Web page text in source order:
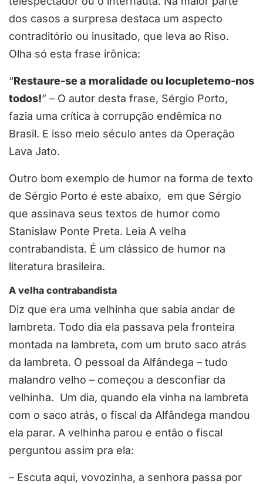
dos casos a surpresa destaca um aspecto
contraditório ou inusitado, que leva ao Riso.
Olha só esta frase irônica:
“Restaure-se a moralidade ou locupletemo-nos
todos!” – O autor desta frase, Sérgio Porto,
fazia uma crítica à corrupção endêmica no
Brasil. E isso meio século antes da Operação
Lava Jato.
Outro bom exemplo de humor na forma de texto
de Sérgio Porto é este abaixo, em que Sérgio
que assinava seus textos de humor como
Stanislaw Ponte Preta. Leia A velha
contrabandista. É um clássico de humor na
literatura brasileira.
A velha contrabandista
Diz que era uma velhinha que sabia andar de
lambreta. Todo dia ela passava pela fronteira
montada na lambreta, com um bruto saco atrás
da lambreta. O pessoal da Alfândega – tudo
malandro velho – começou a desconfiar da
velhinha. Um dia, quando ela vinha na lambreta
com o saco atrás, o fiscal da Alfândega mandou
ela parar. A velhinha parou e então o fiscal
perguntou assim pra ela:
– Escuta aqui, vovozinha, a senhora passa por